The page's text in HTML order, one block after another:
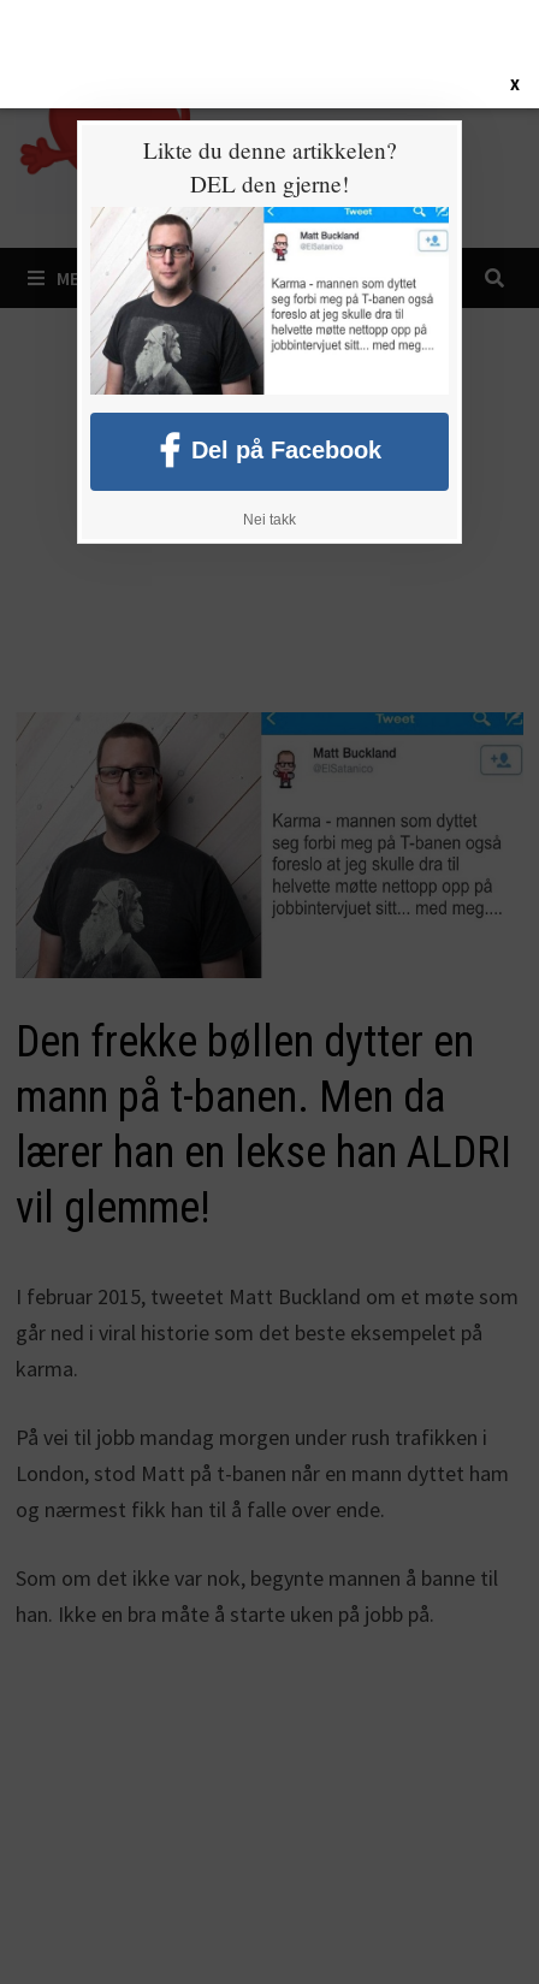
MENY
Den frekke bøllen dytter en
mann på t-banen. Men da
lærer han en lekse han ALDRI
vil glemme!
I februar 2015, tweetet Matt Buckland om et møte som
går ned i viral historie som det beste eksempelet på
karma.
På vei til jobb mandag morgen under rush trafikken i
London, stod Matt på t-banen når en mann dyttet ham
og nærmest fikk han til å falle over ende.
Som om det ikke var nok, begynte mannen å banne til
han. Ikke en bra måte å starte uken på jobb på.
X
Likte du denne artikkelen?
DEL den gjerne!
Del på Facebook
Nei takk